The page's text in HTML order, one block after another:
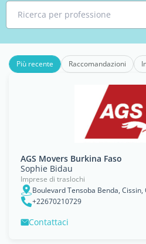
Ricerca per professione
Più recente Raccomandazioni
AGS Movers Burkina Faso
Sophie Bidau
Imprese di traslochi
Boulevard Tensoba Benda,
+22670210729
Contattaci